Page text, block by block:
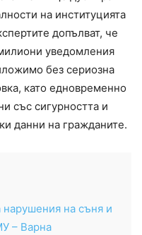
на институцията
допълват, че
уведомления
без сериозна
като едновременно
със сигурността и
данни на гражданите.
нарушения на съня и
– Варна